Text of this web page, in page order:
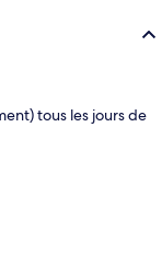
tous les jours de